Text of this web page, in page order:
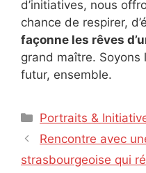
d’initiatives, nous
chance de respirer,
façonne les rêves
grand maître.
futur, ensemble.
Catégories
Portraits &
Rencontre avec
strasbourgeoise qui